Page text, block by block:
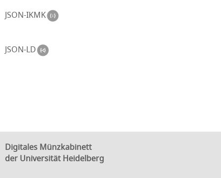
JSON-IKMK
JSON-LD
Digitales Münzkabinett
der Universität Heidelberg